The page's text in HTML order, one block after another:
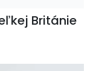
Británie